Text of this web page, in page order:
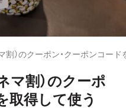
割）のクーポン・クーポンコー
マ割）のクーポ
取得して使う